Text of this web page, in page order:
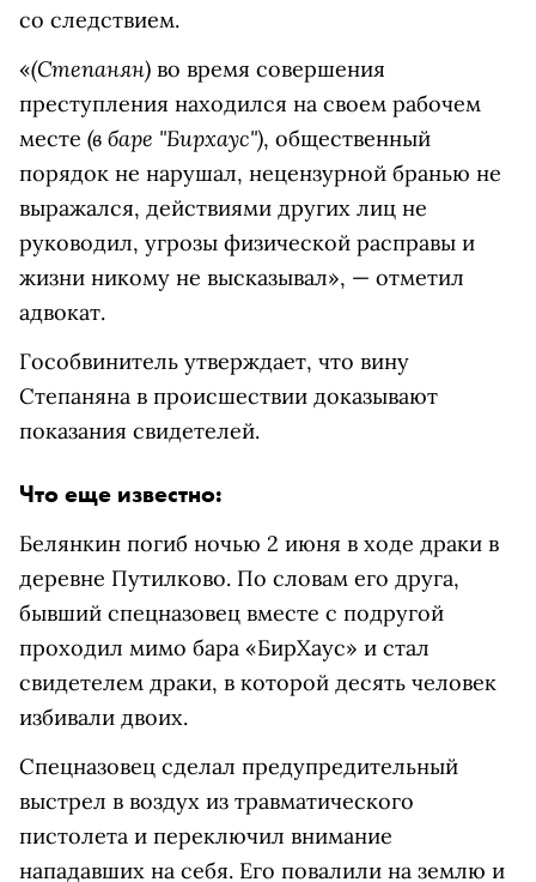
со следствием.
«(Степанян) во время совершения
преступления находился на своем рабочем
месте (в баре "Бирхаус"), общественный
порядок не нарушал, нецензурной бранью не
выражался, действиями других лиц не
руководил, угрозы физической расправы и
жизни никому не высказывал», — отметил
адвокат.
Гособвинитель утверждает, что вину
Степаняна в происшествии доказывают
показания свидетелей.
Что еще известно:
Белянкин погиб ночью 2 июня в ходе драки в
деревне Путилково. По словам его друга,
бывший спецназовец вместе с подругой
проходил мимо бара «БирХаус» и стал
свидетелем драки, в которой десять человек
избивали двоих.
Спецназовец сделал предупредительный
выстрел в воздух из травматического
пистолета и переключил внимание
нападавших на себя. Его повалили на землю и